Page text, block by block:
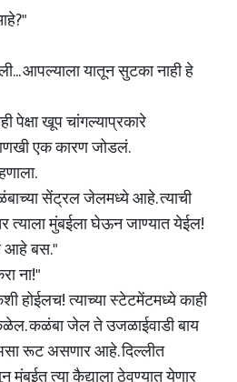
आपल्याला यातून सुटका नाही हे
पेक्षा खूप चांगल्याप्रकारे
एक कारण जोडलं.
सेंट्रल जेलमध्ये आहे. त्याची
त्याला मुंबईला घेऊन जाण्यात येईल!
आहे बस."
ना!"
होईलच! त्याच्या स्टेटमेंटमध्ये काही
कळंबा जेल ते उजळाईवाडी बाय
रूट असणार आहे. दिल्लीत